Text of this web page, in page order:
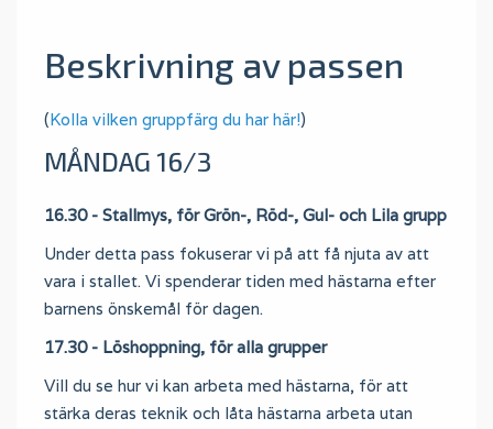
Beskrivning av passen
(Kolla vilken gruppfärg du har här!)
MÅNDAG 16/3
16.30 - Stallmys, för Grön-, Röd-, Gul- och Lila grupp
Under detta pass fokuserar vi på att få njuta av att
vara i stallet. Vi spenderar tiden med hästarna efter
barnens önskemål för dagen.
17.30 - Löshoppning, för alla grupper
Vill du se hur vi kan arbeta med hästarna, för att
stärka deras teknik och låta hästarna arbeta utan